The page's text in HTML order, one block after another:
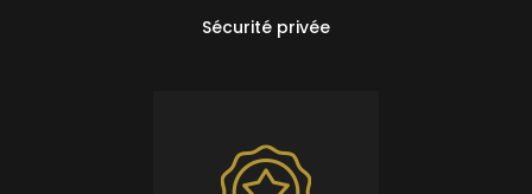
Sécurité privée